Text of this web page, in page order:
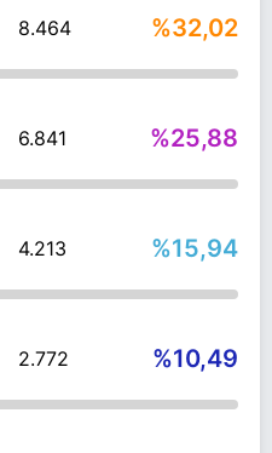
8.464 %32,02
6.841 %25,88
4.213 %15,94
2.772 %10,49